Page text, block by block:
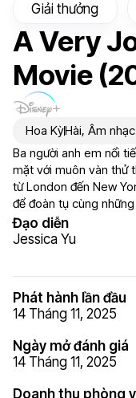
Giải thưởng
A Very
Movie
Hoa KỳHài, Âm nhạc
Ba người anh em nổi
mặt với muôn vàn thử
từ London đến New
để đoàn tụ cùng
Đạo diễn
Jessica Yu
Phát hành lần đầu
14 Tháng 11, 2025
Ngày mở đánh giá
14 Tháng 11, 2025
Doanh thu phòng